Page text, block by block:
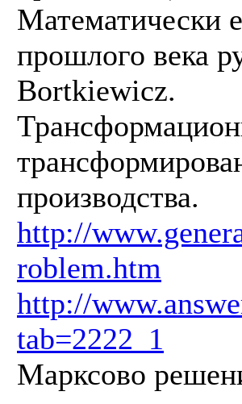
Математически
прошлого века
Bortkiewicz.
производства.
http://
roblem.htm
http://
tab=2222_1
Марксово